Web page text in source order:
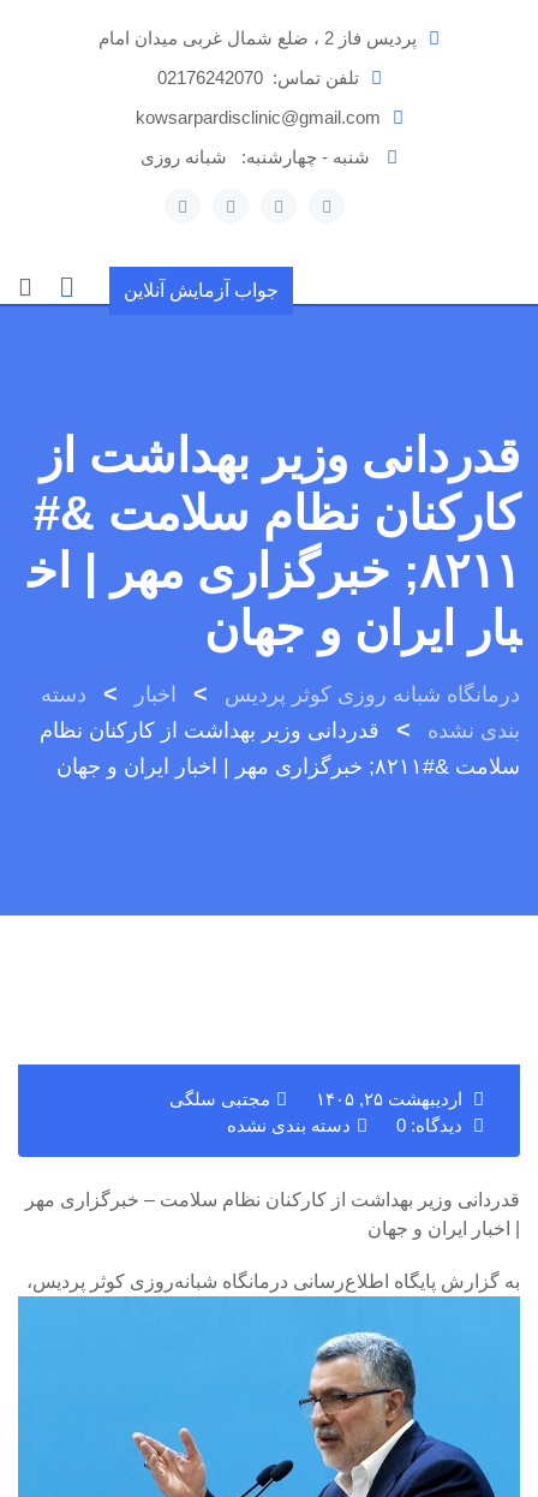
پردیس فاز 2 ، ضلع شمال غربی میدان امام
تلفن تماس:02176242070
kowsarpardisclinic@gmail.com
شنبه - چهارشنبه:
شبانه روزی
جواب آزمایش آنلاین
قدردانی وزیر بهداشت از
کارکنان نظام سلامت &#
۸۲۱۱; خبرگزاری مهر | اخ
بار ایران و جهان
درمانگاه شبانه روزی کوثر پردیس > اخبار >
دسته
بندی نشده
>
قدردانی وزیر بهداشت از کارکنان نظام
سلامت &#۸۲۱۱; خبرگزاری مهر | اخبار ایران و جهان
اردیبهشت ۲۵, ۱۴۰۵
مجتبی سلگی
دیدگاه: 0
دسته بندی نشده
قدردانی وزیر بهداشت از کارکنان نظام سلامت – خبرگزاری مهر
| اخبار ایران و جهان
به گزارش پایگاه اطلاع‌رسانی درمانگاه شبانه‌روزی کوثر پردیس،